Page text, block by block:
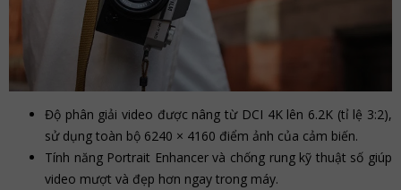
Độ phân giải video được nâng từ DCI 4K lên 6.2K (tỉ lệ 3:2),
sử dụng toàn bộ 6240 × 4160 điểm ảnh của cảm biến.
Tính năng Portrait Enhancer và chống rung kỹ thuật số giúp
video mượt và đẹp hơn ngay trong máy.